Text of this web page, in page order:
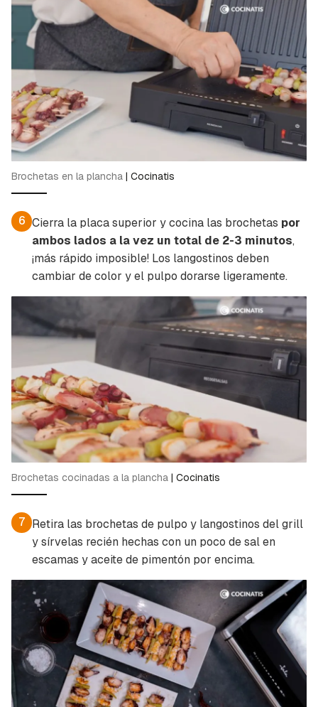
Brochetas en la plancha | Cocinatis
6 Cierra la placa superior y cocina las brochetas por
ambos lados a la vez un total de 2-3 minutos,
¡más rápido imposible! Los langostinos deben
cambiar de color y el pulpo dorarse ligeramente.
Brochetas cocinadas a la plancha | Cocinatis
7 Retira las brochetas de pulpo y langostinos del grill
y sírvelas recién hechas con un poco de sal en
escamas y aceite de pimentón por encima.